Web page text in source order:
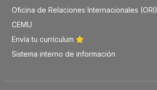
Oficina de Relaciones Internacionales (ORI)
CEMU
Envía tu currículum
Sistema interno de información